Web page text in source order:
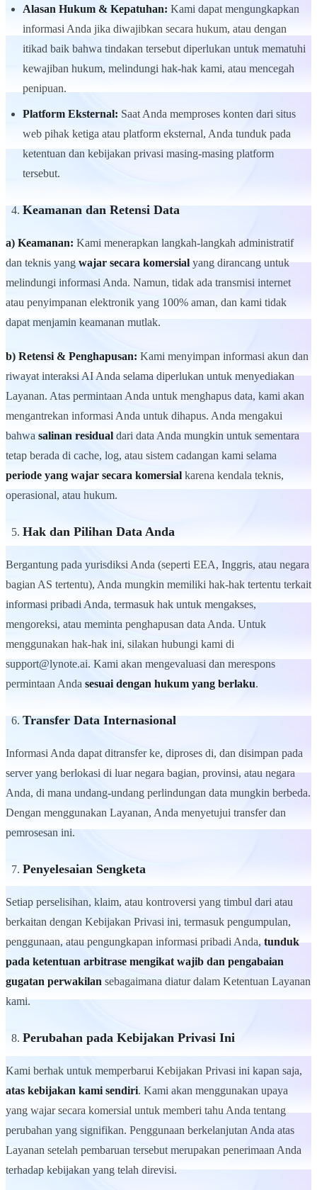
Alasan Hukum & Kepatuhan: Kami dapat mengungkapkan
informasi Anda jika diwajibkan secara hukum, atau dengan
itikad baik bahwa tindakan tersebut diperlukan untuk mematuhi
kewajiban hukum, melindungi hak-hak kami, atau mencegah
penipuan.
Platform Eksternal: Saat Anda memproses konten dari situs
web pihak ketiga atau platform eksternal, Anda tunduk pada
ketentuan dan kebijakan privasi masing-masing platform
tersebut.
Keamanan dan Retensi Data
a) Keamanan: Kami menerapkan langkah-langkah administratif
dan teknis yangwajar secara komersial yang dirancang untuk
melindungi informasi Anda. Namun, tidak ada transmisi internet
atau penyimpanan elektronik yang 100% aman, dan kami tidak
dapat menjamin keamanan mutlak.
b) Retensi & Penghapusan: Kami menyimpan informasi akun dan
riwayat interaksi AI Anda selama diperlukan untuk menyediakan
Layanan. Atas permintaan Anda untuk menghapus data, kami akan
mengantrekan informasi Anda untuk dihapus. Anda mengakui
bahwasalinan residual dari data Anda mungkin untuk sementara
tetap berada di cache, log, atau sistem cadangan kami selama
periode yang wajar secara komersial karena kendala teknis,
operasional, atau hukum.
Hak dan Pilihan Data Anda
Bergantung pada yurisdiksi Anda (seperti EEA, Inggris, atau negara
bagian AS tertentu), Anda mungkin memiliki hak-hak tertentu terkait
informasi pribadi Anda, termasuk hak untuk mengakses,
mengoreksi, atau meminta penghapusan data Anda. Untuk
menggunakan hak-hak ini, silakan hubungi kami di
support@lynote.ai. Kami akan mengevaluasi dan merespons
permintaan Anda sesuai dengan hukum yang berlaku.
Transfer Data Internasional
Informasi Anda dapat ditransfer ke, diproses di, dan disimpan pada
server yang berlokasi di luar negara bagian, provinsi, atau negara
Anda, di mana undang-undang perlindungan data mungkin berbeda.
Dengan menggunakan Layanan, Anda menyetujui transfer dan
pemrosesan ini.
Penyelesaian Sengketa
Setiap perselisihan, klaim, atau kontroversi yang timbul dari atau
berkaitan dengan Kebijakan Privasi ini, termasuk pengumpulan,
penggunaan, atau pengungkapan informasi pribadi Anda,tunduk
pada ketentuan arbitrase mengikat wajib dan pengabaian
gugatan perwakilan sebagaimana diatur dalam Ketentuan Layanan
kami.
Perubahan pada Kebijakan Privasi Ini
Kami berhak untuk memperbarui Kebijakan Privasi ini kapan saja,
atas kebijakan kami sendiri. Kami akan menggunakan upaya
yang wajar secara komersial untuk memberi tahu Anda tentang
perubahan yang signifikan. Penggunaan berkelanjutan Anda atas
Layanan setelah pembaruan tersebut merupakan penerimaan Anda
terhadap kebijakan yang telah direvisi.